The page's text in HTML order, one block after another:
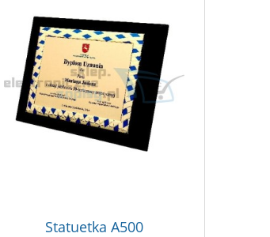
Statuetka A500